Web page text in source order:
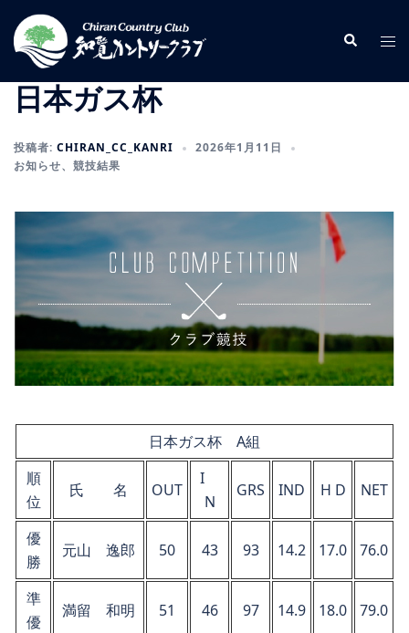
ン
検
索
ト
ル
日本ガス杯
投稿者: CHIRAN_CC_KANRI
2026年1月11日
お知らせ、 競技結果
日本ガス杯 A組
順
位
氏 名 OUT
I
N
GRS IND H D NET
優
勝
元山 逸郎 50 43 93 14.2 17.0 76.0
準
優
満留 和明 51 46 97 14.9 18.0 79.0